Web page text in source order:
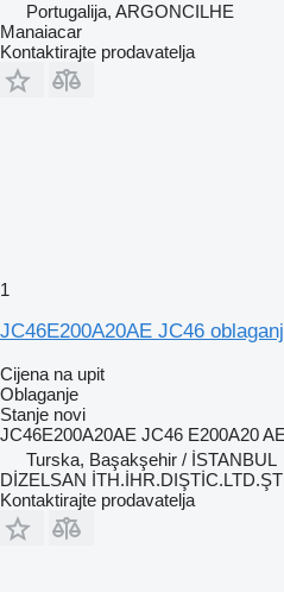
Portugalija, ARGONCILHE
Manaiacar
Kontaktirajte prodavatelja
1
JC46E200A20AE JC46
Cijena na upit
Oblaganje
Stanje novi
JC46E200A20AE JC46 E200A20
Turska, Başakşehir / İSTANBUL
DİZELSAN
Kontaktirajte prodavatelja